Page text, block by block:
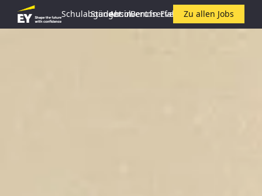
Schulabgänger:in
Student:in
Absolvent:in
Berufserfahrene:r
EventsZu allen Jobs